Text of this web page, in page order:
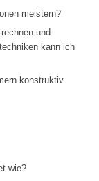
meistern?
und
kann ich
konstruktiv
wie?